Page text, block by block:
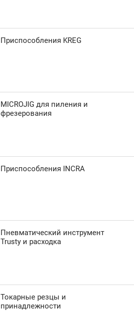
Приспособления KREG
MICROJIG для пиления и
фрезерования
Приспособления INCRA
Пневматический инструмент
Trusty и расходка
Токарные резцы и
принадлежности